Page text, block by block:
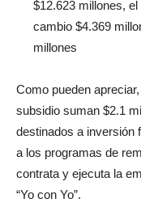
$12.623 millones,
cambio $4.369
millones
Como pueden
subsidio suman $2.1
destinados a inversión
a los programas de
contrata y ejecuta la
“Yo con Yo”.